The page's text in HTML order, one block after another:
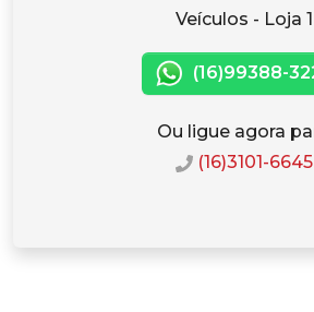
Veículos - Loja 1
(16)99388-
Ou ligue agora
(16)3101-6645